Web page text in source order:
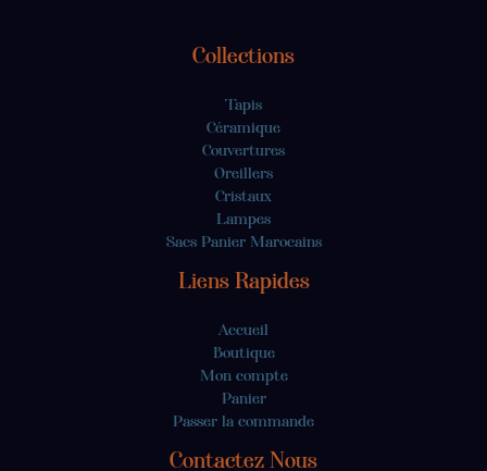
Collections
Tapis
Céramique
Couvertures
Oreillers
Cristaux
Lampes
Sacs Panier Marocains
Liens Rapides
Accueil
Boutique
Mon compte
Panier
Passer la commande
Contactez Nous